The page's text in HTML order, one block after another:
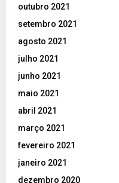
outubro 2021
setembro 2021
agosto 2021
julho 2021
junho 2021
maio 2021
abril 2021
março 2021
fevereiro 2021
janeiro 2021
dezembro 2020